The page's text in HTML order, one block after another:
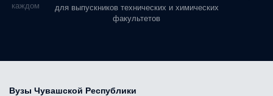
в каждом
для выпускников технических и химических
факультетов
Вузы Чувашской Республики